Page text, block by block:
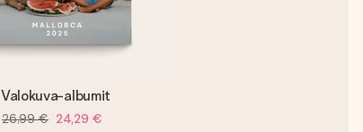
Valokuva-albumit
26,99 € 24,29 €